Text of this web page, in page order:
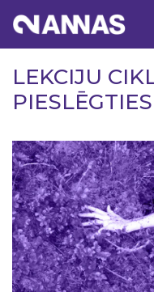
LEKCIJU